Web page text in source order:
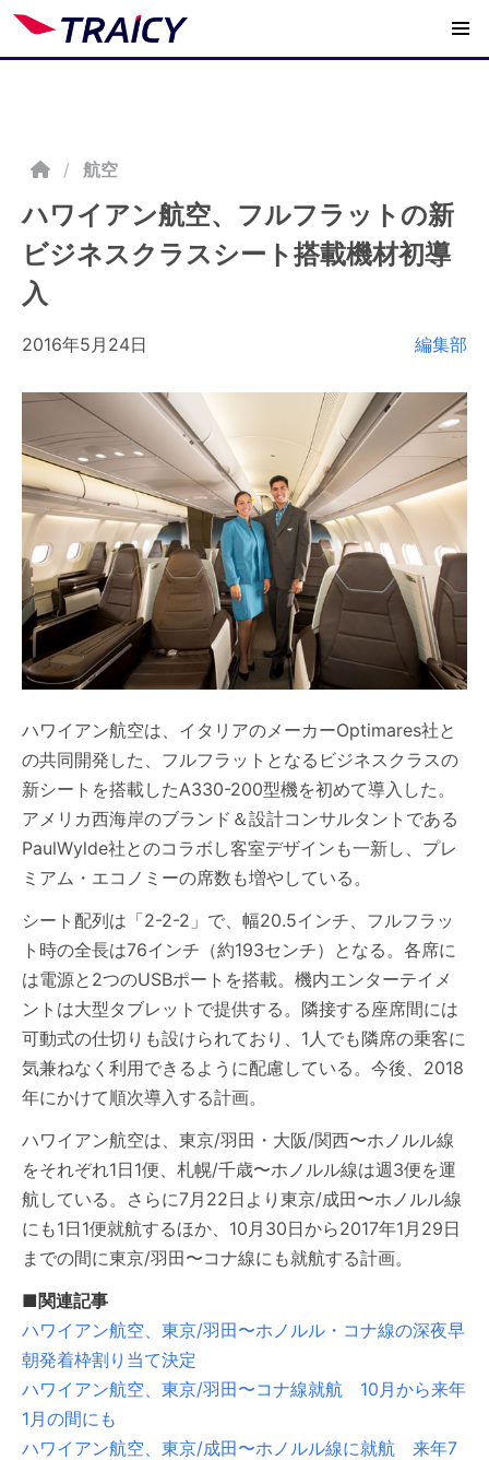
/ 航空
ハワイアン航空、フルフラットの新
ビジネスクラスシート搭載機材初導
入
2016年5月24日 編集部
ハワイアン航空は、イタリアのメーカーOptimares社と
の共同開発した、フルフラットとなるビジネスクラスの
新シートを搭載したA330-200型機を初めて導入した。
アメリカ西海岸のブランド＆設計コンサルタントである
PaulWylde社とのコラボし客室デザインも一新し、プレ
ミアム・エコノミーの席数も増やしている。
シート配列は「2-2-2」で、幅20.5インチ、フルフラッ
ト時の全長は76インチ（約193センチ）となる。各席に
は電源と2つのUSBポートを搭載。機内エンターテイメ
ントは大型タブレットで提供する。隣接する座席間には
可動式の仕切りも設けられており、1人でも隣席の乗客に
気兼ねなく利用できるように配慮している。今後、2018
年にかけて順次導入する計画。
ハワイアン航空は、東京/羽田・大阪/関西〜ホノルル線
をそれぞれ1日1便、札幌/千歳〜ホノルル線は週3便を運
航している。さらに7月22日より東京/成田〜ホノルル線
にも1日1便就航するほか、10月30日から2017年1月29日
までの間に東京/羽田〜コナ線にも就航する計画。
■関連記事
ハワイアン航空、東京/羽田〜ホノルル・コナ線の深夜早
朝発着枠割り当て決定
ハワイアン航空、東京/羽田〜コナ線就航 10月から来年
1月の間にも
ハワイアン航空、東京/成田〜ホノルル線に就航 来年7